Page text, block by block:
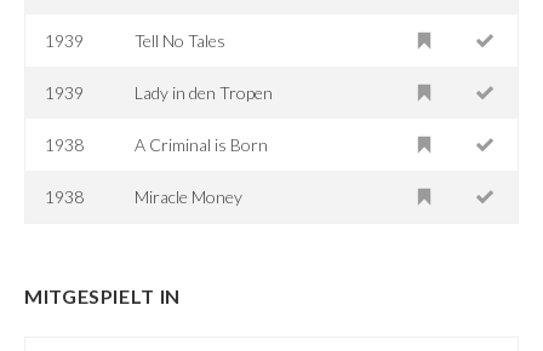
1939 Tell No Tales
1939 Lady in den Tropen
1938 A Criminal is Born
1938 Miracle Money
MITGESPIELT IN